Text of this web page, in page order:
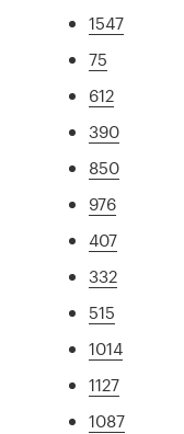
1547
75
612
390
850
976
407
332
515
1014
1127
1087